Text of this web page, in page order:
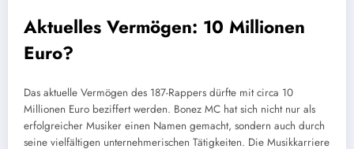
Aktuelles Vermögen: 10 Millionen
Euro?
Das aktuelle Vermögen des 187-Rappers dürfte mit circa 10
Millionen Euro beziffert werden. Bonez MC hat sich nicht nur als
erfolgreicher Musiker einen Namen gemacht, sondern auch durch
seine vielfältigen unternehmerischen Tätigkeiten. Die Musikkarriere